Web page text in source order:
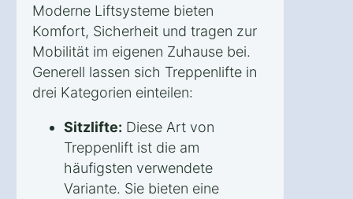
Moderne Liftsysteme bieten
Komfort, Sicherheit und tragen zur
Mobilität im eigenen Zuhause bei.
Generell lassen sich Treppenlifte in
drei Kategorien einteilen:
Sitzlifte: Diese Art von
Treppenlift ist die am
häufigsten verwendete
Variante. Sie bieten eine